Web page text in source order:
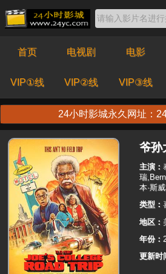
首页 电视剧 电影
VIP①线 VIP②线 VIP③线
24小时影城永久网址：
爷孙
主演：
瑞
本·斯
类型：
地区：
年份：
更新时